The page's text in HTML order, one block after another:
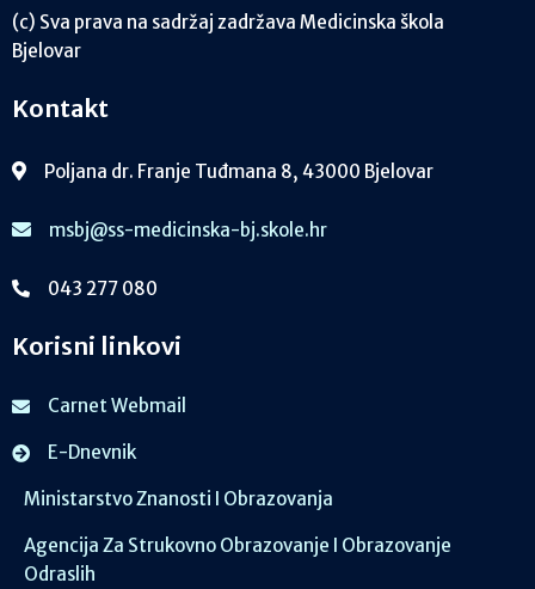
(c) Sva prava na sadržaj zadržava Medicinska škola
Bjelovar
Kontakt
Poljana dr. Franje Tuđmana 8, 43000 Bjelovar
msbj@ss-medicinska-bj.skole.hr
043 277 080
Korisni linkovi
Carnet Webmail
E-Dnevnik
Ministarstvo Znanosti I Obrazovanja
Agencija Za Strukovno Obrazovanje I Obrazovanje
Odraslih